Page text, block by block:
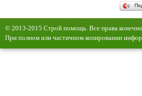
© 2013-2015 Строй помощь. Все права
При полном или частичном копировании